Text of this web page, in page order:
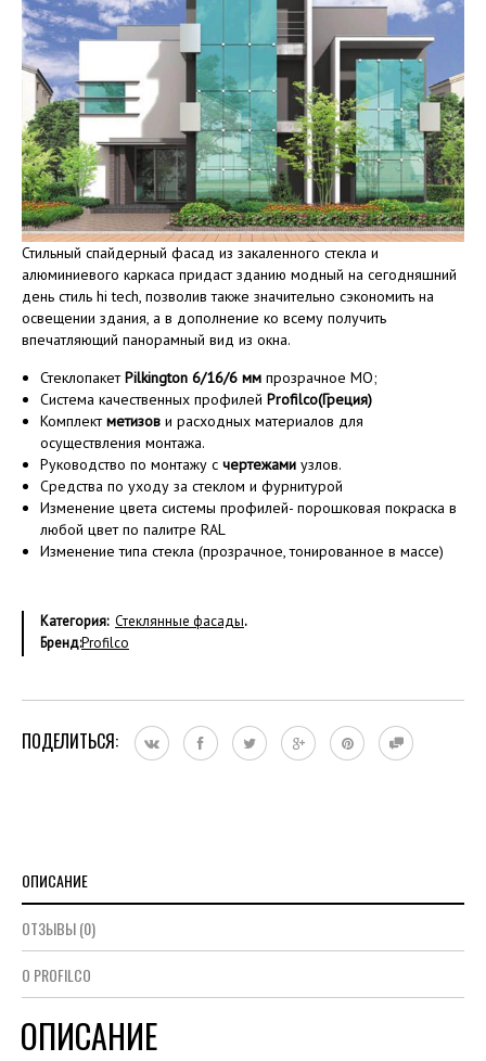
Стильный спайдерный фасад из закаленного стекла и
алюминиевого каркаса придаст зданию модный на сегодняшний
день стиль hi tech, позволив также значительно сэкономить на
освещении здания, а в дополнение ко всему получить
впечатляющий панорамный вид из окна.
СтеклопакетPilkington 6/16/6 мм прозрачное MO;
Система качественных профилей Profilco(Греция)
Комплектметизов и расходных материалов для
осуществления монтажа.
Руководство по монтажу с чертежами узлов.
Средства по уходу за стеклом и фурнитурой
Изменение цвета системы профилей- порошковая покраска в
любой цвет по палитре RAL
Изменение типа стекла (прозрачное, тонированное в массе)
Категория: Стеклянные фасады.
Бренд:Profilco
ПОДЕЛИТЬСЯ:
ОПИСАНИЕ
ОТЗЫВЫ (0)
О PROFILCO
ОПИСАНИЕ